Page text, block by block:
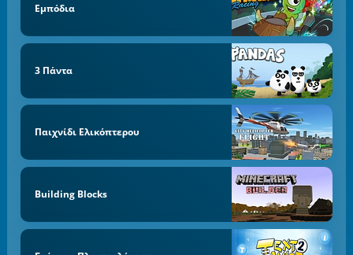
Εμπόδια
3 Πάντα
Παιχνίδι Ελικόπτερου
Building Blocks